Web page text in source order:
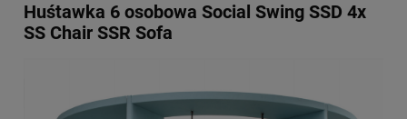
Huśtawka 6 osobowa Social Swing SSD 4x
SS Chair SSR Sofa